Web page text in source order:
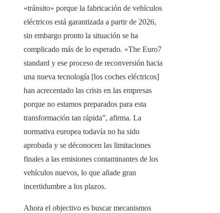
«tránsito» porque la fabricación de vehículos
eléctricos está garantizada a partir de 2026,
sin embargo pronto la situación se ha
complicado más de lo esperado. «The Euro7
standard y ese proceso de reconversión hacia
una nueva tecnología [los coches eléctricos]
han acrecentado las crisis en las empresas
porque no estamos preparados para esta
transformación tan rápida”, afirma. La
normativa europea todavía no ha sido
aprobada y se déconocen las limitaciones
finales a las emisiones contaminantes de los
vehículos nuevos, lo que añade gran
incertidumbre a los plazos.
Ahora el objectivo es buscar mecanismos